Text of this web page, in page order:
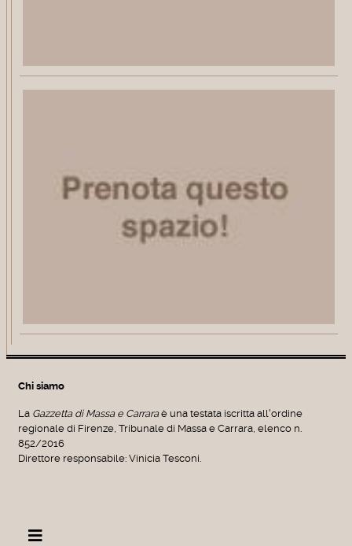
Chi siamo
La Gazzetta di Massa e Carraraè una testata iscritta all'ordine
regionale di Firenze, Tribunale di Massa e Carrara, elenco n.
852/2016
Direttore responsabile: Vinicia Tesconi.